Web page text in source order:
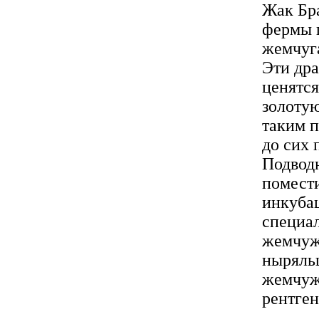
Жак
фермы
Эти
таким
до сих